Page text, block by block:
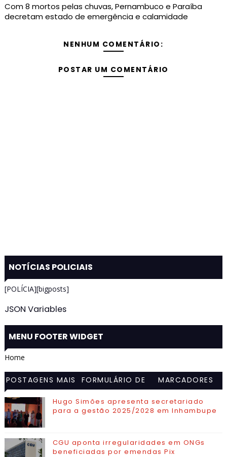
Com 8 mortos pelas chuvas, Pernambuco e Paraíba
decretam estado de emergência e calamidade
NENHUM COMENTÁRIO:
POSTAR UM COMENTÁRIO
NOTÍCIAS POLICIAIS
[POLÍCIA][bigposts]
JSON Variables
MENU FOOTER WIDGET
Home
POSTAGENS MAIS
VISITADAS
FORMULÁRIO DE
MARCADORES
Hugo Simões apresenta secretariado
para a gestão 2025/2028 em Inhambupe
CGU aponta irregularidades em ONGs
beneficiadas por emendas Pix